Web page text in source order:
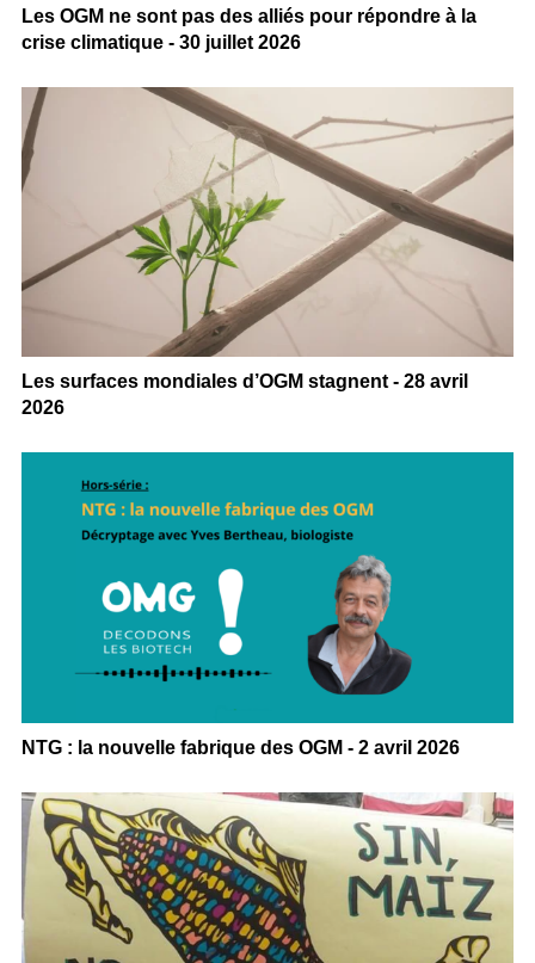
Les OGM ne sont pas des alliés pour répondre à la
crise climatique - 30 juillet 2026
Les surfaces mondiales d’OGM stagnent - 28 avril
2026
NTG : la nouvelle fabrique des OGM - 2 avril 2026